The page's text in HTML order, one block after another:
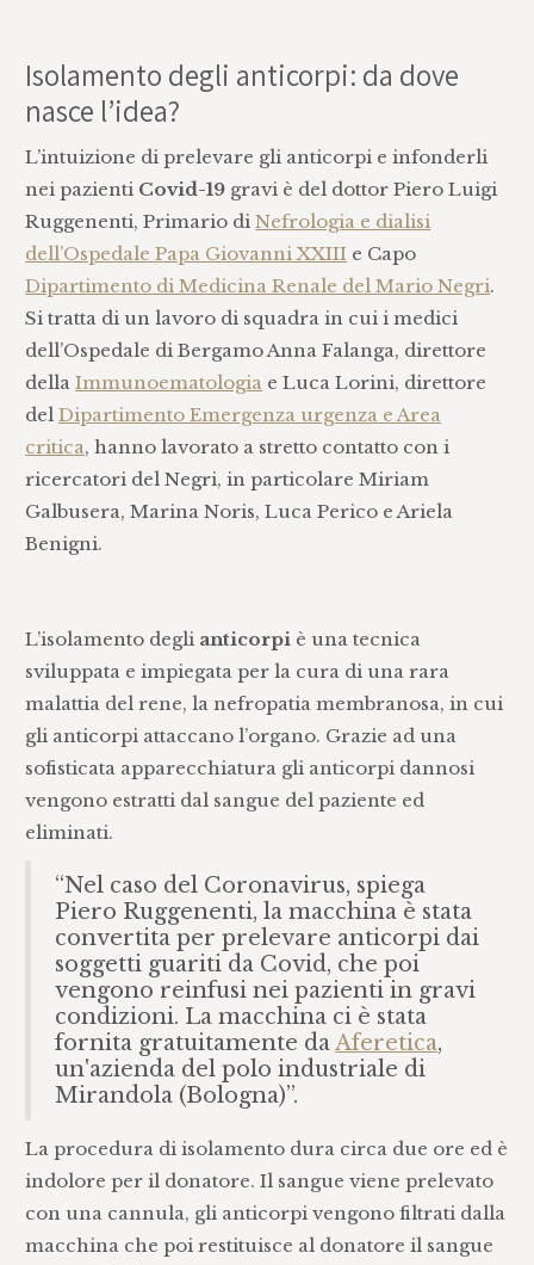
Isolamento degli anticorpi: da dove
nasce l’idea?
L’intuizione di prelevare gli anticorpi e infonderli
nei pazienti Covid-19 gravi è del dottor Piero Luigi
Ruggenenti, Primario diNefrologia e dialisi
dell’Ospedale Papa Giovanni XXIII e Capo
Dipartimento di Medicina Renale del Mario Negri.
Si tratta di un lavoro di squadra in cui i medici
dell’Ospedale di Bergamo Anna Falanga, direttore
dellaImmunoematologia e Luca Lorini, direttore
delDipartimento Emergenza urgenza e Area
critica, hanno lavorato a stretto contatto con i
ricercatori del Negri, in particolare Miriam
Galbusera, Marina Noris, Luca Perico e Ariela
Benigni.
L’isolamento degli anticorpi è una tecnica
sviluppata e impiegata per la cura di una rara
malattia del rene, la nefropatia membranosa, in cui
gli anticorpi attaccano l’organo. Grazie ad una
sofisticata apparecchiatura gli anticorpi dannosi
vengono estratti dal sangue del paziente ed
eliminati.
“Nel caso del Coronavirus, spiega
Piero Ruggenenti, la macchina è stata
convertita per prelevare anticorpi dai
soggetti guariti da Covid, che poi
vengono reinfusi nei pazienti in gravi
condizioni. La macchina ci è stata
fornita gratuitamente daAferetica,
un'azienda del polo industriale di
Mirandola (Bologna)”.
La procedura di isolamento dura circa due ore ed è
indolore per il donatore. Il sangue viene prelevato
con una cannula, gli anticorpi vengono filtrati dalla
macchina che poi restituisce al donatore il sangue